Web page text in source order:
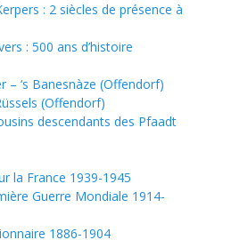
: 2 siècles de présence à
: 500 ans d’histoire
– ‘s Banesnàze (Offendorf)
(Offendorf)
descendants des Pfaadt
la France 1939-1945
Guerre Mondiale 1914-
1886-1904